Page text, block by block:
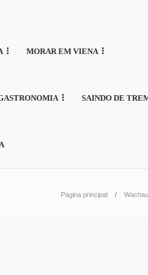
MORAR EM VIENA
SAINDO DE
Página principal